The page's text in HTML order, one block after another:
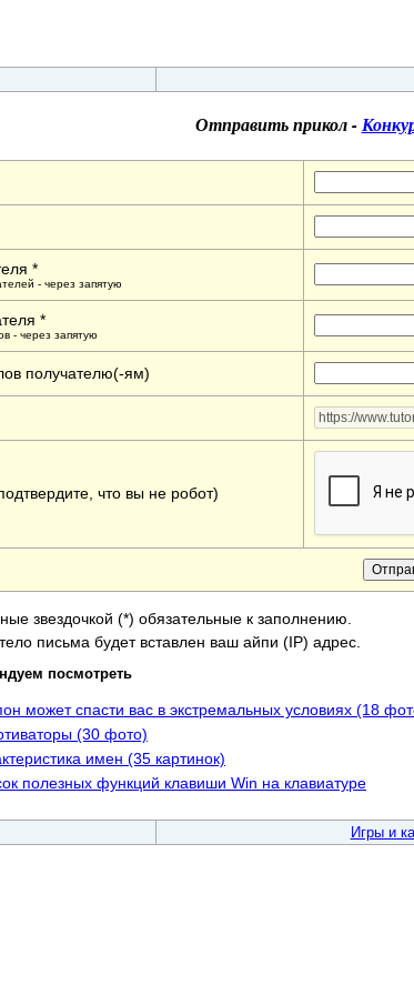
Отправить прикол -
*
- через запятую
*
- через запятую
получателю(-ям)
что вы не робот)
звездочкой (*) обязательные к заполнению.
письма будет вставлен ваш айпи (IP) адрес.
посмотреть
может спасти вас в экстремальных условиях (18
(30 фото)
имен (35 картинок)
полезных функций клавиши Win на клавиатуре
Игры и